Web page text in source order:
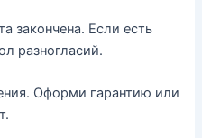
закончена. Если есть
разногласий.
Оформи гарантию или